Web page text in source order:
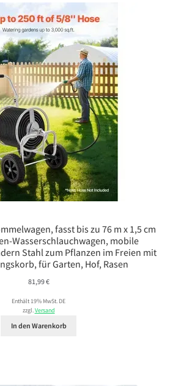
fasst bis zu 76 m x 1,5 cm
Wasserschlauchwagen, mobile
Stahl zum Pflanzen im Freien mit
für Garten, Hof, Rasen
81,99€
Enthält 19% MwSt. DE
zzgl.Versand
In den Warenkorb